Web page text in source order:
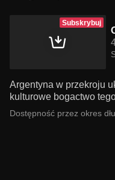
Subskrybuj
Argentyna w przekroju
kulturowe bogactwo
Dostępność przez okres